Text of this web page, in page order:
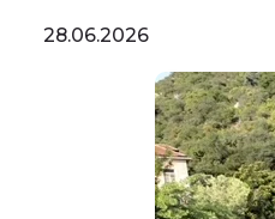
28.06.2026